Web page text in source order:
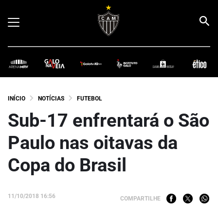
INÍCIO NOTÍCIAS FUTEBOL
Sub-17 enfrentará o São
Paulo nas oitavas da
Copa do Brasil
11/10/2018 16:56 COMPARTILHE